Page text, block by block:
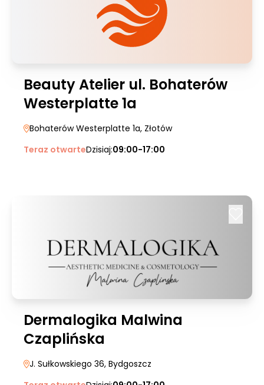
Beauty Atelier ul. Bohaterów
Westerplatte 1a
Bohaterów Westerplatte 1a, Złotów
Teraz otwarteDzisiaj:09:00-17:00
Dermalogika Malwina
Czaplińska
J. Sułkowskiego 36, Bydgoszcz